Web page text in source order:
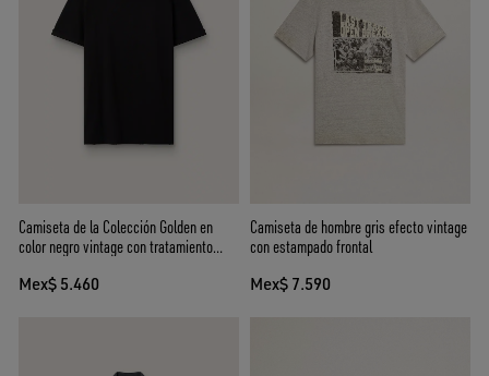
Camiseta de la Colección Golden en
color negro vintage con tratamiento
Mex$ 5.460
Camiseta de hombre gris efecto vintage
con estampado frontal
Mex$ 7.590